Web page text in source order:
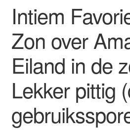
Intiem
Zon over
Eiland in de
Lekker pittig